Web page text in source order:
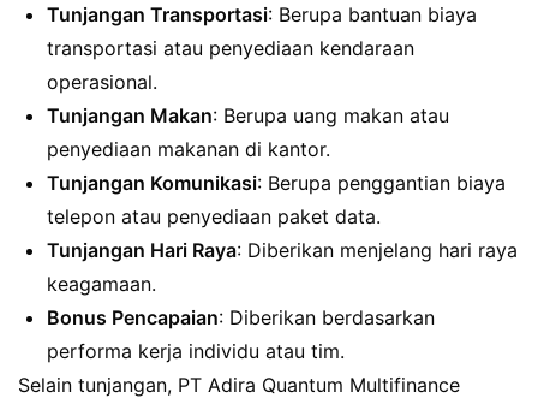
Tunjangan Transportasi: Berupa bantuan biaya
transportasi atau penyediaan kendaraan
operasional.
Tunjangan Makan: Berupa uang makan atau
penyediaan makanan di kantor.
Tunjangan Komunikasi: Berupa penggantian biaya
telepon atau penyediaan paket data.
Tunjangan Hari Raya: Diberikan menjelang hari raya
keagamaan.
Bonus Pencapaian: Diberikan berdasarkan
performa kerja individu atau tim.
Selain tunjangan, PT Adira Quantum Multifinance